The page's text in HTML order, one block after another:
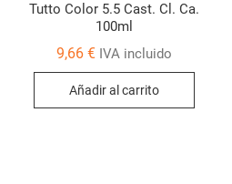
Tutto Color 5.5 Cast. Cl. Ca.
100ml
9,66 € IVA incluido
Añadir al carrito